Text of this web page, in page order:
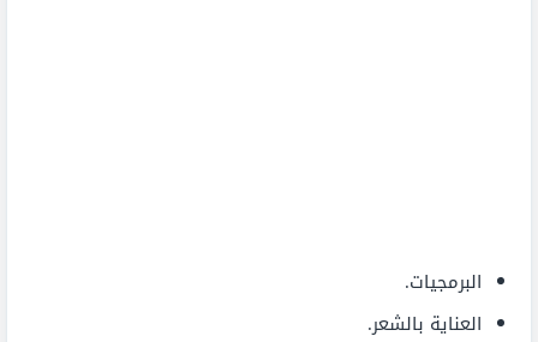
البرمجيات.
العناية بالشعر.